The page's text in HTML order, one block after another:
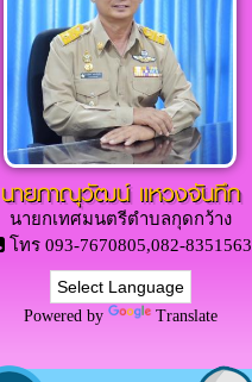
นายภาณุวัฒน์ เเหวงจันทึก
นายกเทศมนตรีตำบลกุดกว้าง
โทร 093-7670805,082-8351563
Powered by Translate